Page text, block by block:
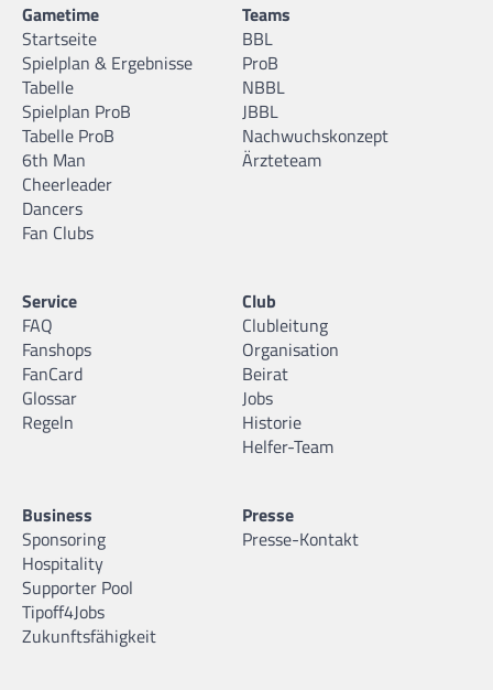
Gametime
Startseite
Spielplan & Ergebnisse
Tabelle
Spielplan ProB
Tabelle ProB
6th Man
Cheerleader
Dancers
Fan Clubs
Teams
BBL
ProB
NBBL
JBBL
Nachwuchskonzept
Ärzteteam
Service
FAQ
Fanshops
FanCard
Glossar
Regeln
Club
Clubleitung
Organisation
Beirat
Jobs
Historie
Helfer-Team
Business
Sponsoring
Hospitality
Supporter Pool
Tipoff4Jobs
Zukunftsfähigkeit
Presse
Presse-Kontakt